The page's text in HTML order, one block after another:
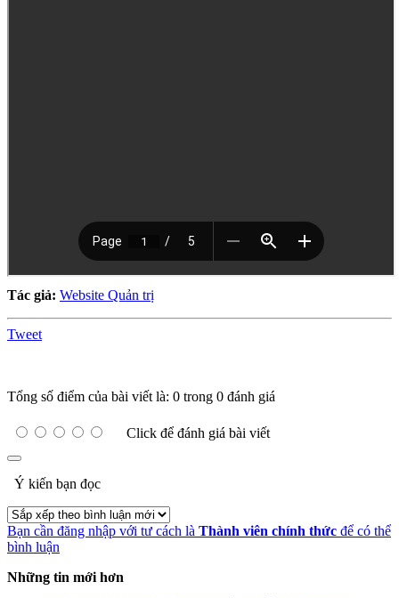
Tác giả: Website Quản trị
Tweet
Tổng số điểm của bài viết là: 0 trong 0 đánh giá
Click để đánh giá bài viết
Ý kiến bạn đọc
Bạn cần đăng nhập với tư cách là Thành viên chính thức để có thể
bình luận
Những tin mới hơn